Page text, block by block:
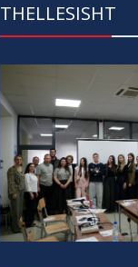
THELLESISHT